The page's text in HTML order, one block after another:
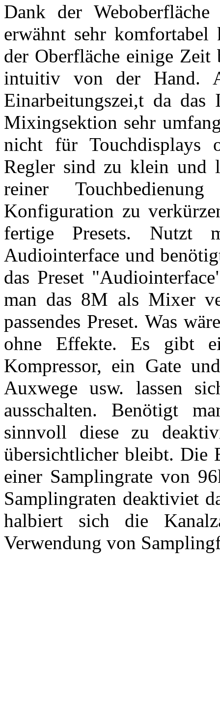
Dank der
erwähnt sehr
der Oberfläche einige Zeit
intuitiv von der Hand.
Einarbeitungszei,t da
Mixingsektion sehr
nicht für Touchdisplays
Regler sind zu klein und
reiner
Konfiguration zu
fertige Presets. Nutzt
Audiointerface und
das Preset
man das 8M als Mixer
passendes Preset. Was
ohne Effekte. Es gibt
Kompressor, ein Gate
Auxwege usw. lassen
ausschalten. Benötigt
sinnvoll diese zu
übersichtlicher bleibt. Die
einer Samplingrate von
Samplingraten deaktiviet
halbiert sich die
Verwendung von